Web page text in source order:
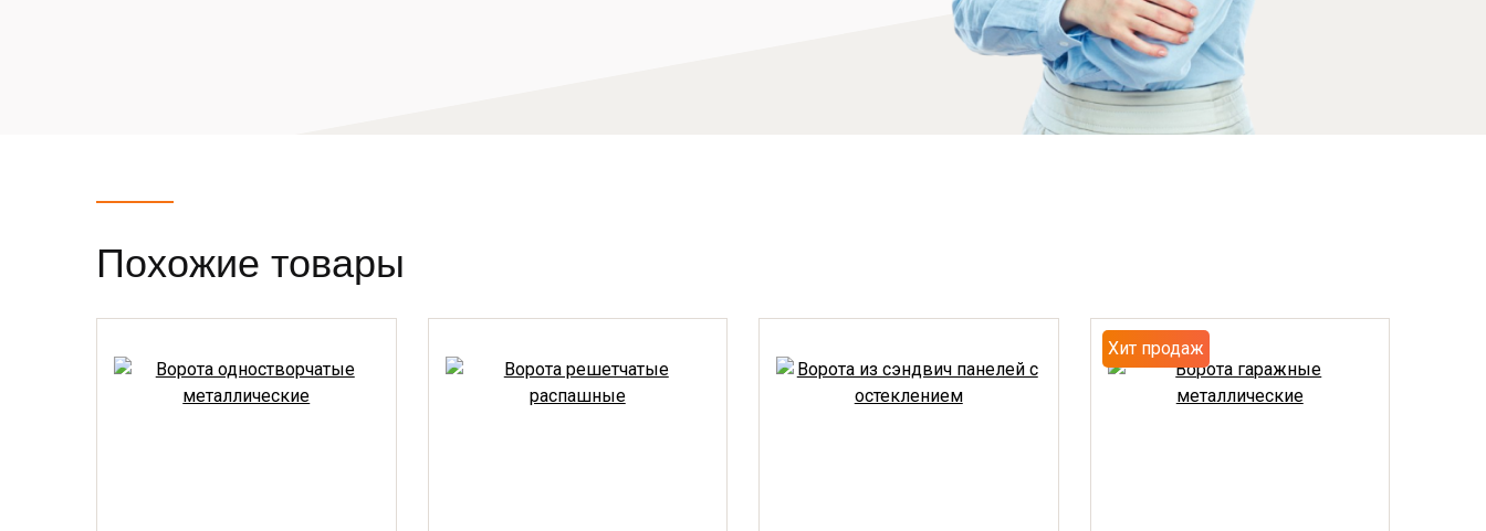
Похожие товары
Хит продаж